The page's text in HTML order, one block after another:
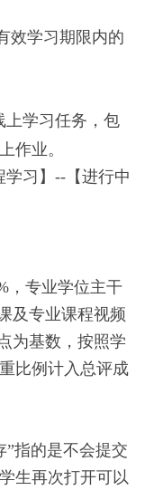
效学习期限内的
上学习任务，包
作业。
习】--【进行中
，专业学位主干
及专业课程视频
为基数，按照学
比例计入总评成
”指的是不会提交
生再次打开可以